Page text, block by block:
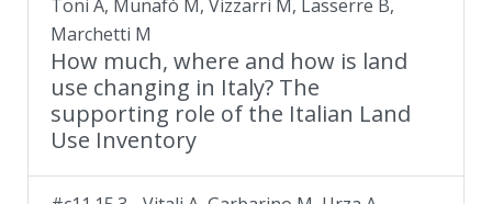
Toni A, Munafò M, Vizzarri M, Lasserre B,
Marchetti M
How much, where and how is land
use changing in Italy? The
supporting role of the Italian Land
Use Inventory